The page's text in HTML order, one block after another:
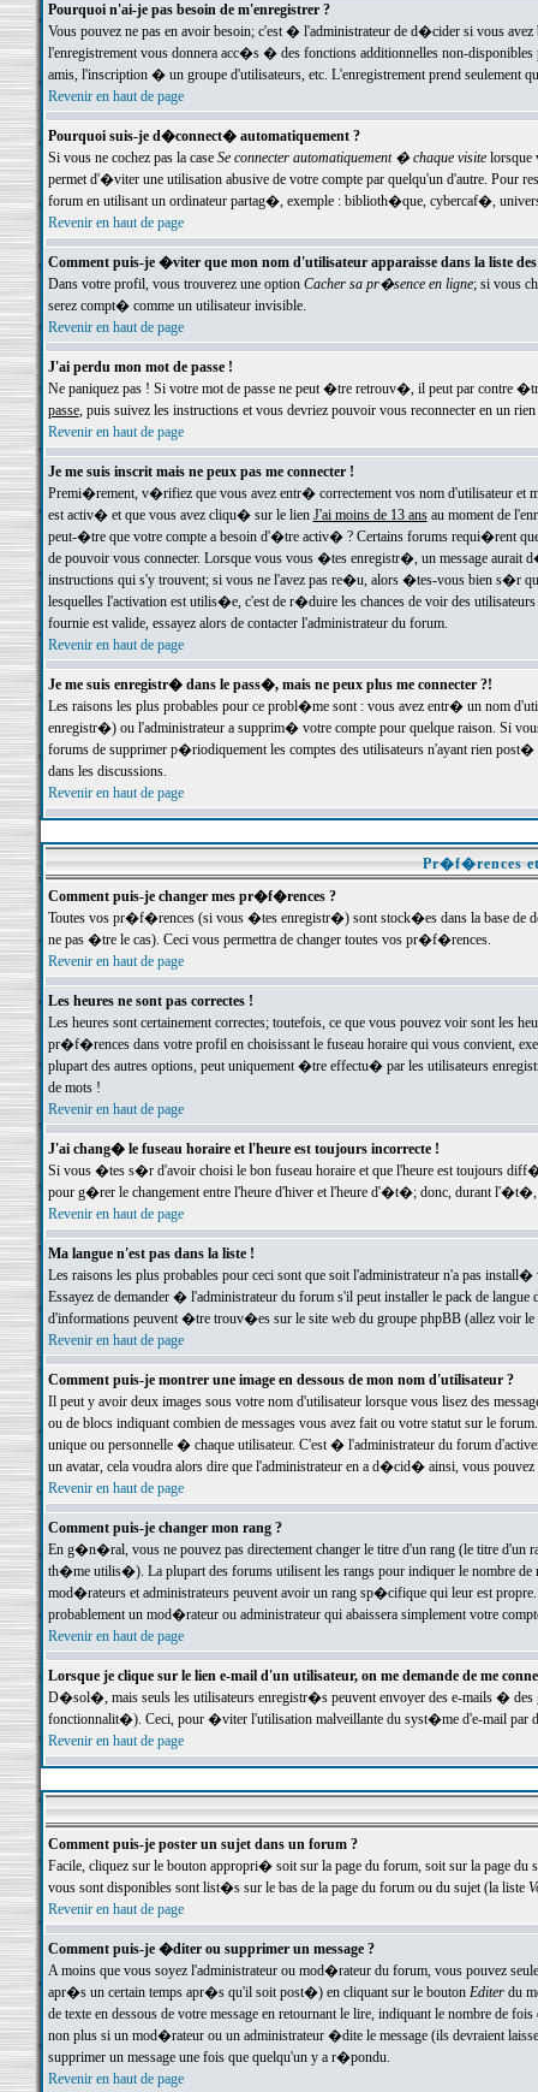
Pourquoi n'ai-je pas besoin de m'enregistrer ?
Vous pouvez ne pas en avoir besoin; c'est � l'administrateur de d�cider si vous
l'enregistrement vous donnera acc�s � des fonctions additionnelles non-
amis, l'inscription � un groupe d'utilisateurs, etc. L'enregistrement prend seulement
Revenir en haut de page
Pourquoi suis-je d�connect� automatiquement ?
Si vous ne cochez pas la case Se connecter automatiquement � chaque visitelorsque
permet d'�viter une utilisation abusive de votre compte par quelqu'un d'autre. Pour
forum en utilisant un ordinateur partag�, exemple : biblioth�que, cybercaf�,
Revenir en haut de page
Comment puis-je �viter que mon nom d'utilisateur apparaisse dans la liste
Dans votre profil, vous trouverez une option Cacher sa pr�sence en ligne; si vous
serez compt� comme un utilisateur invisible.
Revenir en haut de page
J'ai perdu mon mot de passe !
Ne paniquez pas ! Si votre mot de passe ne peut �tre retrouv�, il peut par contre
passe, puis suivez les instructions et vous devriez pouvoir vous reconnecter en un rien
Revenir en haut de page
Je me suis inscrit mais ne peux pas me connecter !
Premi�rement, v�rifiez que vous avez entr� correctement vos nom d'utilisateur
est activ� et que vous avez cliqu� sur le lien J'ai moins de 13 ansau moment de
peut-�tre que votre compte a besoin d'�tre activ� ? Certains forums requi�rent
de pouvoir vous connecter. Lorsque vous vous �tes enregistr�, un message aurait
instructions qui s'y trouvent; si vous ne l'avez pas re�u, alors �tes-vous bien s�r
lesquelles l'activation est utilis�e, c'est de r�duire les chances de voir des
fournie est valide, essayez alors de contacter l'administrateur du forum.
Revenir en haut de page
Je me suis enregistr� dans le pass�, mais ne peux plus me connecter ?!
Les raisons les plus probables pour ce probl�me sont : vous avez entr� un nom
enregistr�) ou l'administrateur a supprim� votre compte pour quelque raison. Si
forums de supprimer p�riodiquement les comptes des utilisateurs n'ayant rien
dans les discussions.
Revenir en haut de page
Pr�f�rences
Comment puis-je changer mes pr�f�rences ?
Toutes vos pr�f�rences (si vous �tes enregistr�) sont stock�es dans la base de
ne pas �tre le cas). Ceci vous permettra de changer toutes vos pr�f�rences.
Revenir en haut de page
Les heures ne sont pas correctes !
Les heures sont certainement correctes; toutefois, ce que vous pouvez voir sont
pr�f�rences dans votre profil en choisissant le fuseau horaire qui vous convient,
plupart des autres options, peut uniquement �tre effectu� par les utilisateurs
de mots !
Revenir en haut de page
J'ai chang� le fuseau horaire et l'heure est toujours incorrecte !
Si vous �tes s�r d'avoir choisi le bon fuseau horaire et que l'heure est toujours
pour g�rer le changement entre l'heure d'hiver et l'heure d'�t�; donc, durant
Revenir en haut de page
Ma langue n'est pas dans la liste !
Les raisons les plus probables pour ceci sont que soit l'administrateur n'a pas
Essayez de demander � l'administrateur du forum s'il peut installer le pack de
d'informations peuvent �tre trouv�es sur le site web du groupe phpBB (allez voir le
Revenir en haut de page
Comment puis-je montrer une image en dessous de mon nom d'utilisateur ?
Il peut y avoir deux images sous votre nom d'utilisateur lorsque vous lisez des
ou de blocs indiquant combien de messages vous avez fait ou votre statut sur le
unique ou personnelle � chaque utilisateur. C'est � l'administrateur du forum
un avatar, cela voudra alors dire que l'administrateur en a d�cid� ainsi, vous
Revenir en haut de page
Comment puis-je changer mon rang ?
En g�n�ral, vous ne pouvez pas directement changer le titre d'un rang (le titre d'un
th�me utilis�). La plupart des forums utilisent les rangs pour indiquer le nombre de
mod�rateurs et administrateurs peuvent avoir un rang sp�cifique qui leur est
probablement un mod�rateur ou administrateur qui abaissera simplement votre
Revenir en haut de page
Lorsque je clique sur le lien e-mail d'un utilisateur, on me demande de me
D�sol�, mais seuls les utilisateurs enregistr�s peuvent envoyer des e-mails �
fonctionnalit�). Ceci, pour �viter l'utilisation malveillante du syst�me d'e-mail par
Revenir en haut de page
Comment puis-je poster un sujet dans un forum ?
Facile, cliquez sur le bouton appropri� soit sur la page du forum, soit sur la page du
vous sont disponibles sont list�s sur le bas de la page du forum ou du sujet (la liste
Revenir en haut de page
Comment puis-je �diter ou supprimer un message ?
A moins que vous soyez l'administrateur ou mod�rateur du forum, vous pouvez
apr�s un certain temps apr�s qu'il soit post�) en cliquant sur le bouton Editerdu
de texte en dessous de votre message en retournant le lire, indiquant le nombre
non plus si un mod�rateur ou un administrateur �dite le message (ils devraient
supprimer un message une fois que quelqu'un y a r�pondu.
Revenir en haut de page